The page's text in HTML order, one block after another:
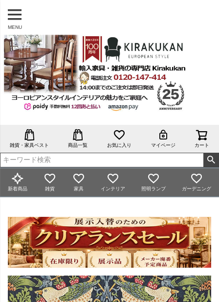
MENU
雑貨・家具ベスト 商品一覧 お気に入り マイページ カート
新着商品 雑貨 家具 インテリア 照明ランプ ガーデニング